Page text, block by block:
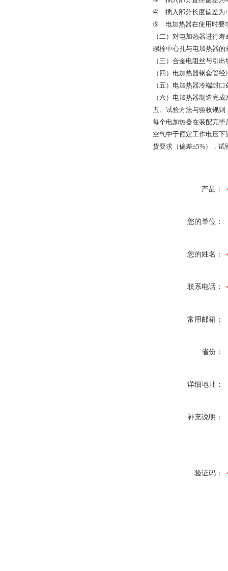
④ 插入部分长度偏差为
⑤ 电加热器在使用时要
（二）对电加热器进行
螺栓中心孔与电加热器的
（三）合金电阻丝与引
（四）电加热器钢套管
（五）电加热器冷端封
（六）电加热器制造完
五、试验方法与验收规则
每个电加热器在装配完
空气中于额定工作电压
货要求（偏差±5%），
产品：
您的单位：
您的姓名：
联系电话：
常用邮箱：
省份：
详细地址：
补充说明：
验证码：